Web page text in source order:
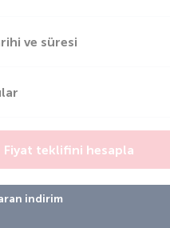
ve süresi
Fiyat teklifini hesapla
indirim